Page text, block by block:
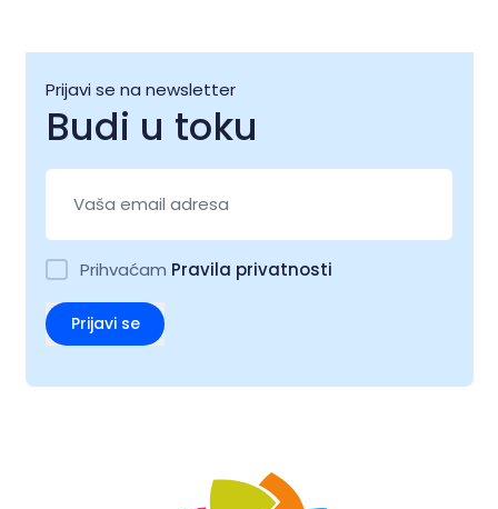
Prijavi se na newsletter
Budi u toku
Prihvaćam Pravila privatnosti
Prijavi se